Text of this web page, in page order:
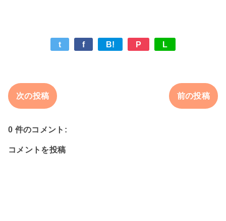
t f B! P L
次の投稿 前の投稿
0 件のコメント:
コメントを投稿